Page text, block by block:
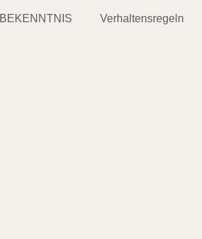
BEKENNTNIS Verhaltensregeln